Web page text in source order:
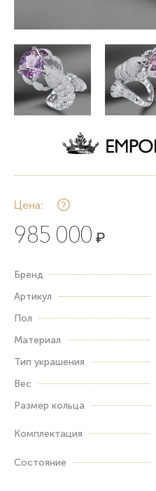
Цена:
985 000 ₽
Бренд
Артикул
Пол
Материал
Тип украшения
Вес
Размер кольца
Комплектация
Состояние